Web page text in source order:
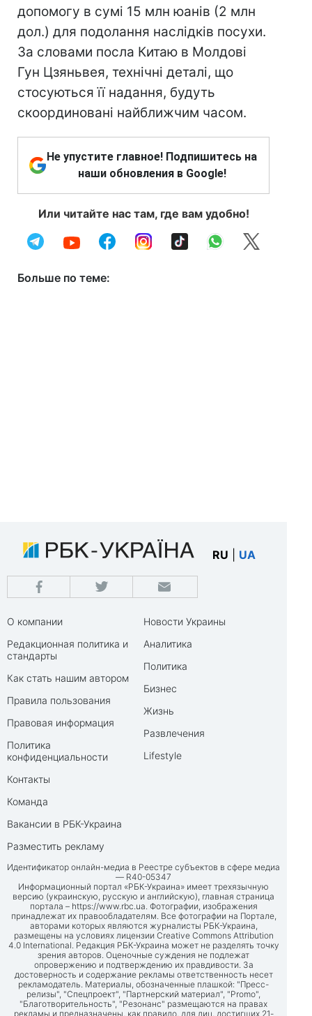
допомогу в сумі 15 млн юанів (2 млн
дол.) для подолання наслідків посухи.
За словами посла Китаю в Молдові
Гун Цзяньвея, технічні деталі, що
стосуються її надання, будуть
скоординовані найближчим часом.
Не упустите главное! Подпишитесь на
наши обновления в Google!
Или читайте нас там, где вам удобно!
Больше по теме:
RU UA
О компании
Редакционная политика и
стандарты
Как стать нашим автором
Правила пользования
Правовая информация
Политика
конфиденциальности
Контакты
Команда
Вакансии в РБК-Украина
Разместить рекламу
Новости Украины
Аналитика
Политика
Бизнес
Жизнь
Развлечения
Lifestyle
Идентификатор онлайн-медиа в Реестре субъектов в сфере медиа
— R40-05347
Информационный портал «РБК-Украина» имеет трехязычную
версию (украинскую, русскую и английскую), главная страница
портала – https://www.rbc.ua. Фотографии, изображения
принадлежат их правообладателям. Все фотографии на Портале,
авторами которых являются журналисты РБК-Украина,
размещены на условиях лицензии Creative Commons Attribution
4.0 International. Редакция РБК-Украина может не разделять точку
зрения авторов. Оценочные суждения не подлежат
опровержению и подтверждению их правдивости. За
достоверность и содержание рекламы ответственность несет
рекламодатель. Материалы, обозначенные плашкой: "Пресс-
релизы", "Спецпроект", "Партнерский материал", "Promo",
"Благотворительность", "Резонанс" размещаются на правах
рекламы и предназначены, как правило, для лиц, достигших 21-